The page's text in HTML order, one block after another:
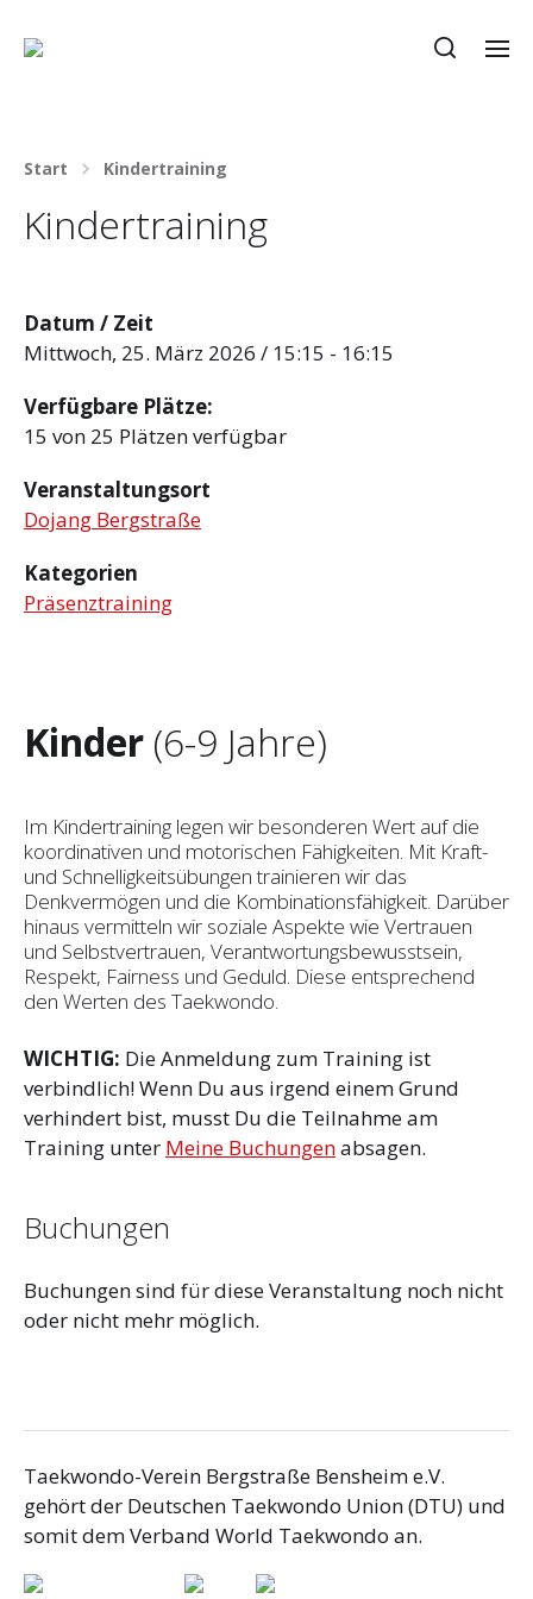
Start Kindertraining
Kindertraining
Datum / Zeit
Mittwoch, 25. März 2026 / 15:15 - 16:15
Verfügbare Plätze:
15 von 25 Plätzen verfügbar
Veranstaltungsort
Dojang Bergstraße
Kategorien
Präsenztraining
Kinder (6-9 Jahre)
Im Kindertraining legen wir besonderen Wert auf die
koordinativen und motorischen Fähigkeiten. Mit Kraft-
und Schnelligkeitsübungen trainieren wir das
Denkvermögen und die Kombinationsfähigkeit. Darüber
hinaus vermitteln wir soziale Aspekte wie Vertrauen
und Selbst­vertrauen, Verantwortungsbewusstsein,
Respekt, Fairness und Geduld. Diese entsprechend
den Werten des Taekwondo.
WICHTIG: Die Anmeldung zum Training ist
verbindlich! Wenn Du aus irgend einem Grund
verhindert bist, musst Du die Teilnahme am
Training unter Meine Buchungenabsagen.
Buchungen
Buchungen sind für diese Veranstaltung noch nicht
oder nicht mehr möglich.
Taekwondo-Verein Bergstraße Bensheim e.V.
gehört der Deutschen Taekwondo Union (DTU) und
somit dem Verband World Taekwondo an.